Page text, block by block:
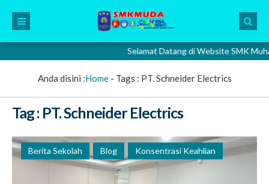
Selamat Datang di Website SMK
Anda disini :Home- Tags : PT. Schneider Electrics
Tag : PT. Schneider Electrics
Berita Sekolah Blog Konsentrasi Keahlian